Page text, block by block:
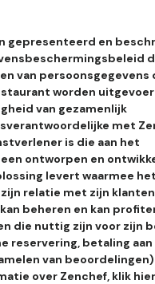
gepresenteerd en
van persoonsgegevens
worden
van gezamenlijk
met
is die aan het
ontworpen en
levert waarmee het
relatie met zijn
beheren en kan
die nuttig zijn voor zijn
reservering, betaling
van
over Zenchef, klik